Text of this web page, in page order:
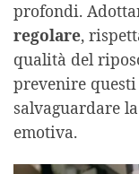
profondi.
regolare,
qualità del
prevenire
salvaguardare
emotiva.